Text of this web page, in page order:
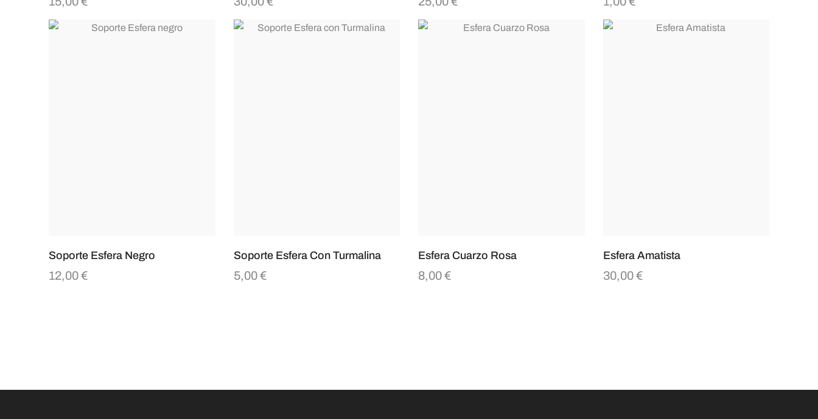
Soporte Esfera Negro
12,00€
Soporte Esfera Con Turmalina
5,00€
Esfera Cuarzo Rosa
8,00€
Esfera Amatista
30,00€